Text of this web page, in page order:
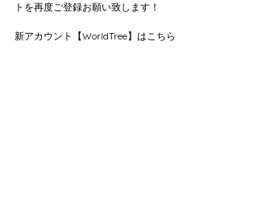
トを再度ご登録お願い致します！
新アカウント【WorldTree】はこちら